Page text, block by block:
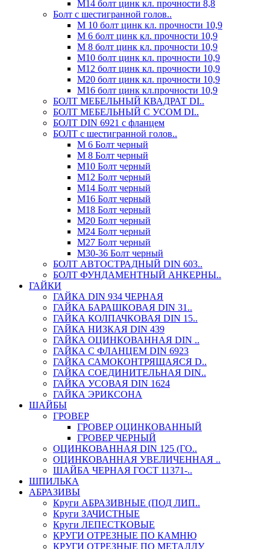
М14 болт цинк кл. прочности 8,8
Болт с шестигранной голов..
М 10 болт цинк кл. прочности 10,9
М 6 болт цинк кл. прочности 10,9
М 8 болт цинк кл. прочности 10,9
М10 болт цинк кл. прочности 10,9
М12 болт цинк кл. прочности 10,9
М20 болт цинк кл. прочности 10,9
М16 болт цинк кл.прочности 10,9
БОЛТ МЕБЕЛЬНЫЙ КВАДРАТ DI..
БОЛТ МЕБЕЛЬНЫЙ С УСОМ DI..
БОЛТ DIN 6921 c фланцем
БОЛТ с шестигранной голов..
М 6 Болт черный
М 8 Болт черный
М10 Болт черный
М12 Болт черный
М14 Болт черный
М16 Болт черный
М18 Болт черный
М20 Болт черный
М24 Болт черный
М27 Болт черный
М30-36 Болт черный
БОЛТ АВТОСТРАДНЫЙ DIN 603..
БОЛТ ФУНДАМЕНТНЫЙ АНКЕРНЫ..
ГАЙКИ
ГАЙКА DIN 934 ЧЕРНАЯ
ГАЙКА БАРАШКОВАЯ DIN 31..
ГАЙКА КОЛПАЧКОВАЯ DIN 15..
ГАЙКА НИЗКАЯ DIN 439
ГАЙКА ОЦИНКОВАННАЯ DIN ..
ГАЙКА С ФЛАНЦЕМ DIN 6923
ГАЙКА САМОКОНТРЯЩАЯСЯ D..
ГАЙКА СОЕДИНИТЕЛЬНАЯ DIN..
ГАЙКА УСОВАЯ DIN 1624
ГАЙКА ЭРИКСОНА
ШАЙБЫ
ГРОВЕР
ГРОВЕР ОЦИНКОВАННЫЙ
ГРОВЕР ЧЕРНЫЙ
ОЦИНКОВАННАЯ DIN 125 (ГО..
ОЦИНКОВАННАЯ УВЕЛИЧЕННАЯ ..
ШАЙБА ЧЕРНАЯ ГОСТ 11371-..
ШПИЛЬКА
АБРАЗИВЫ
Круги АБРАЗИВНЫЕ (ПОД ЛИП..
Круги ЗАЧИСТНЫЕ
Круги ЛЕПЕСТКОВЫЕ
КРУГИ ОТРЕЗНЫЕ ПО КАМНЮ
КРУГИ ОТРЕЗНЫЕ ПО МЕТАЛЛУ